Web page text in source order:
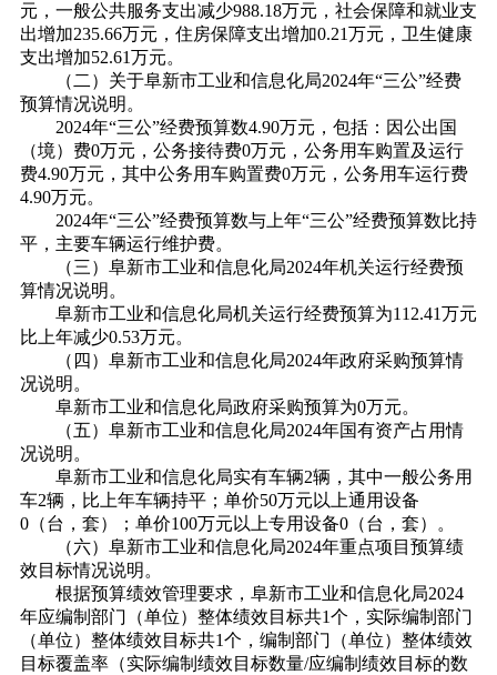
元，一般公共服务支出减少988.18万元，社会保障和就业支
出增加235.66万元，住房保障支出增加0.21万元，卫生健康
支出增加52.61万元。
（二）关于阜新市工业和信息化局2024年“三公”经费
预算情况说明。
2024年“三公”经费预算数4.90万元，包括：因公出国
（境）费0万元，公务接待费0万元，公务用车购置及运行
费4.90万元，其中公务用车购置费0万元，公务用车运行费
4.90万元。
2024年“三公”经费预算数与上年“三公”经费预算数比持
平，主要车辆运行维护费。
（三）阜新市工业和信息化局2024年机关运行经费预
算情况说明。
阜新市工业和信息化局机关运行经费预算为112.41万元
比上年减少0.53万元。
（四）阜新市工业和信息化局2024年政府采购预算情
况说明。
阜新市工业和信息化局政府采购预算为0万元。
（五）阜新市工业和信息化局2024年国有资产占用情
况说明。
阜新市工业和信息化局实有车辆2辆，其中一般公务用
车2辆，比上年车辆持平；单价50万元以上通用设备
0（台，套）；单价100万元以上专用设备0（台，套）。
（六）阜新市工业和信息化局2024年重点项目预算绩
效目标情况说明。
根据预算绩效管理要求，阜新市工业和信息化局2024
年应编制部门（单位）整体绩效目标共1个，实际编制部门
（单位）整体绩效目标共1个，编制部门（单位）整体绩效
目标覆盖率（实际编制绩效目标数量/应编制绩效目标的数